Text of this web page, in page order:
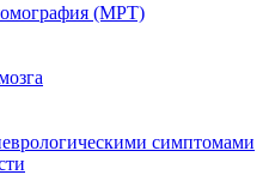
(МРТ)
симптомами